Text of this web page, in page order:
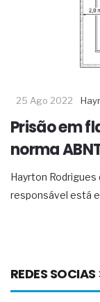
25 Ago 2022
Prisão em
norma
Hayrton Rodrigues
responsável está
REDES SOCIAS